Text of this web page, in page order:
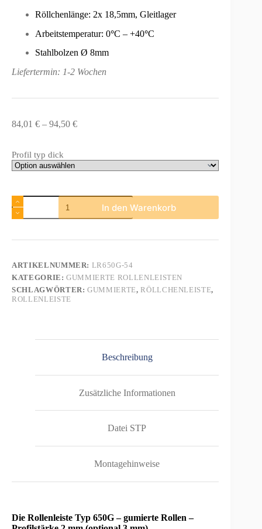
Röllchenlänge: 2x 18,5mm, Gleitlager
Arbeitstemperatur: 0°C – +40°C
Stahlbolzen Ø 8mm
Liefertermin: 1-2 Wochen
84,01 € – 94,50 €Preisspanne:
Profil typ dick
Rollenleiste
Typ
650G
gummierte
2000mm
Menge
In den Warenkorb
ARTIKELNUMMER: LR650G-54
KATEGORIE:GUMMIERTE ROLLENLEISTEN
SCHLAGWÖRTER:GUMMIERTE,RÖLLCHENLEISTE,
ROLLENLEISTE
Beschreibung
Zusätzliche Informationen
Datei STP
Montagehinweise
Die Rollenleiste Typ 650G – gumierte Rollen –